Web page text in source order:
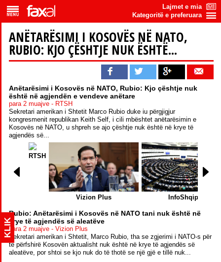
Lajmet e mia
Kategoritë e preferuara
ANËTARËSIMI I KOSOVËS NË NATO,
RUBIO: KJO ÇËSHTJE NUK ËSHTË...
Anëtarësimi i Kosovës në NATO, Rubio: Kjo çështje nuk
është në agjendën e vendeve anëtare
para 2 muajve - RTSH
Sekretari amerikan i Shtetit Marco Rubio duke iu përgjigjur
kongresmenit republikan Keith Self, i cili mbështet anëtarësimin e
Kosovës në NATO, u shpreh se ajo çështje nuk është në krye të
agjendës së...
RTSH
Vizion Plus InfoShqip
Rubio: Anëtarësimi i Kosovës në NATO tani nuk është në
krye të agjendës së aleatëve
para 2 muajve - Vizion Plus
Sekretari amerikan i Shtetit, Marco Rubio, tha se zgjerimi i NATO-s për
të përfshirë Kosovën aktualisht nuk është në krye të agjendës së
aleatëve, por shtoi se kjo nuk do të thotë se një gjë e tillë nuk...
KLIK